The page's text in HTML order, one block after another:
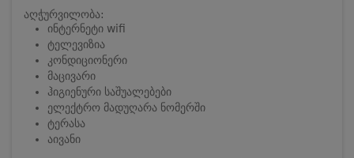
აღჭურვილობა:
ინტერნეტი wifi
ტელევიზია
კონდიციონერი
მაცივარი
ჰიგიენური საშუალებები
ელექტრო მადუღარა ნომერში
ტერასა
აივანი